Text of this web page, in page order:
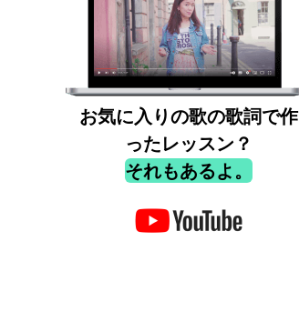
お気に入りの歌の歌詞で作
ったレッスン？
それもあるよ。